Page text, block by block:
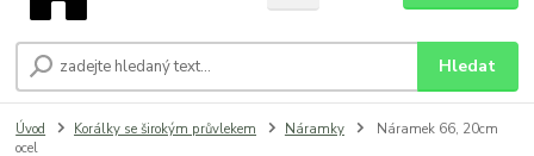
Hledat
Úvod Korálky se širokým průvlekem Náramky
Náramek 66, 20cm
ocel